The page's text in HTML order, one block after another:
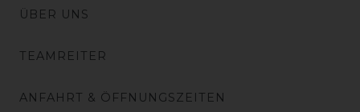
ÜBER UNS
TEAMREITER
ANFAHRT & ÖFFNUNGSZEITEN